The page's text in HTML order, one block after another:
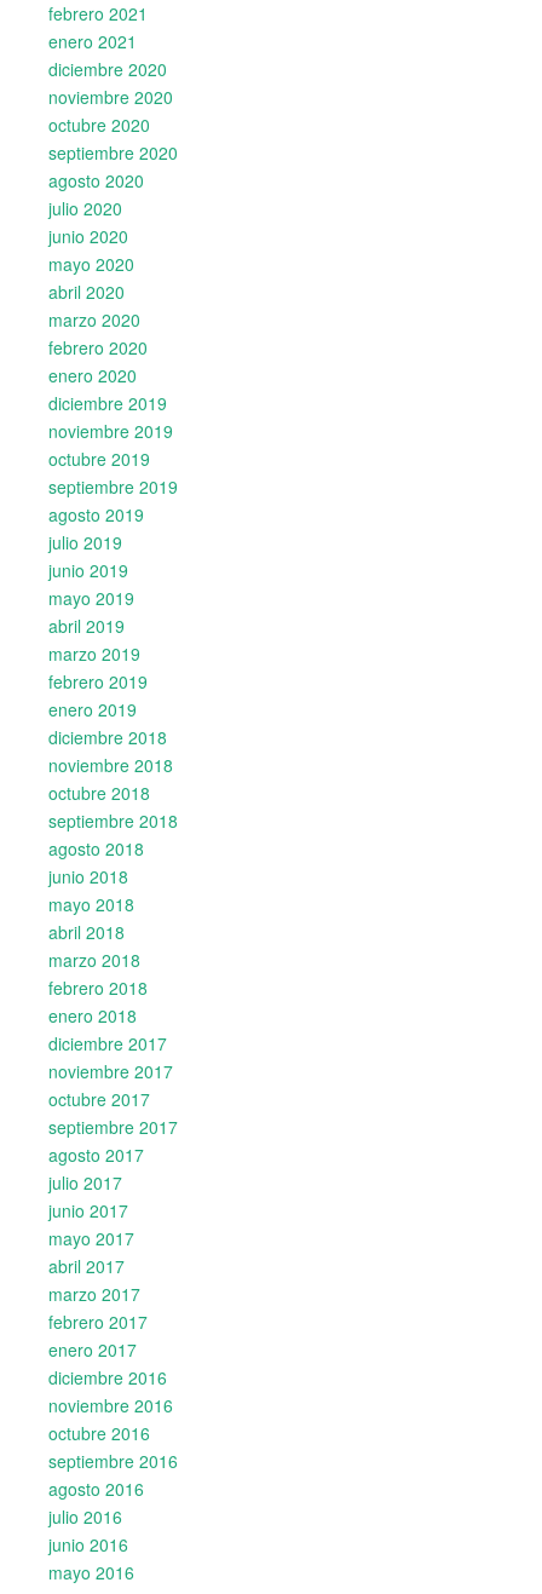
febrero 2021
enero 2021
diciembre 2020
noviembre 2020
octubre 2020
septiembre 2020
agosto 2020
julio 2020
junio 2020
mayo 2020
abril 2020
marzo 2020
febrero 2020
enero 2020
diciembre 2019
noviembre 2019
octubre 2019
septiembre 2019
agosto 2019
julio 2019
junio 2019
mayo 2019
abril 2019
marzo 2019
febrero 2019
enero 2019
diciembre 2018
noviembre 2018
octubre 2018
septiembre 2018
agosto 2018
junio 2018
mayo 2018
abril 2018
marzo 2018
febrero 2018
enero 2018
diciembre 2017
noviembre 2017
octubre 2017
septiembre 2017
agosto 2017
julio 2017
junio 2017
mayo 2017
abril 2017
marzo 2017
febrero 2017
enero 2017
diciembre 2016
noviembre 2016
octubre 2016
septiembre 2016
agosto 2016
julio 2016
junio 2016
mayo 2016